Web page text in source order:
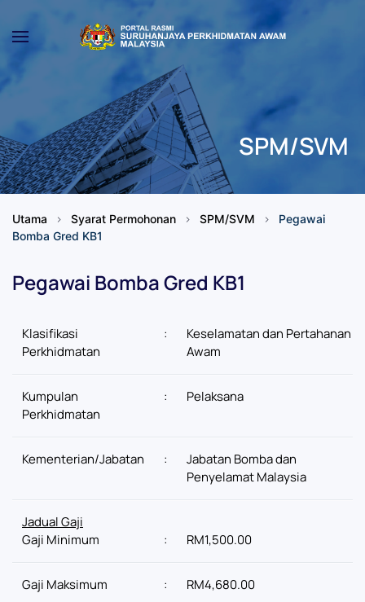
Skip to main content
SPM/SVM
Utama Syarat Permohonan SPM/SVM
Pegawai
Bomba Gred KB1
Pegawai Bomba Gred KB1
Klasifikasi
Perkhidmatan
:
Keselamatan dan Pertahanan
Awam
Kumpulan
Perkhidmatan
: Pelaksana
Kementerian/Jabatan :
Jabatan Bomba dan
Penyelamat Malaysia
Jadual Gaji
Gaji Minimum
: RM1,500.00
Gaji Maksimum : RM4,680.00